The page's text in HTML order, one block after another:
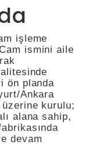
işleme
ismini aile
ön planda
Ankara
üzerine kurulu;
alana sahip,
devam